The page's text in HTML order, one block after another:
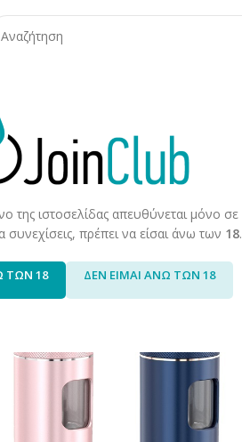
της ιστοσελίδας απευθύνεται μόνο σε
συνεχίσεις, πρέπει να είσαι άνω των 18.
ΤΩΝ 18 ΔΕΝ ΕΙΜΑΙ ΑΝΩ ΤΩΝ 18
Αναλώσιμα